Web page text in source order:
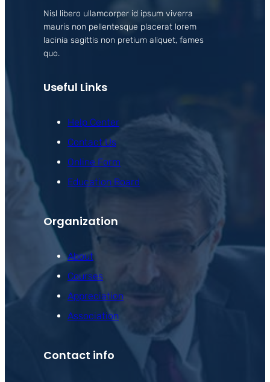
Nisl libero ullamcorper id ipsum viverra
mauris non pellentesque placerat lorem
lacinia sagittis non pretium aliquet, fames
quo.
Useful Links
Help Center
Contact Us
Online Form
Education Board
Organization
About
Courses
Appreciation
Association
Contact info